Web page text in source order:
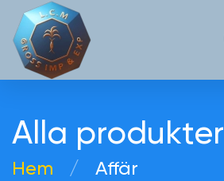
Alla produkter
Hem Аffär